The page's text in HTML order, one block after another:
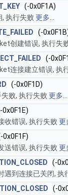
(-0x0F1A)
执行失败 更多...
(-
创建错误, 执行失
(-
连接建立错误, 执
(-0x0F1D)
败, 执行失败 更多...
0x0F1E)
收错误, 执行失败 更
0x0F1F)
送错误, 执行失败 更
(-
遇到连接已关闭, 执
(-